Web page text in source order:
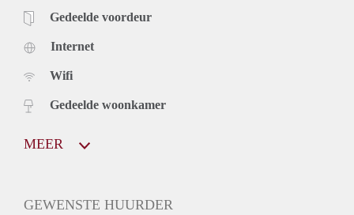
Gedeelde voordeur
Internet
Wifi
Gedeelde woonkamer
MEER
GEWENSTE HUURDER